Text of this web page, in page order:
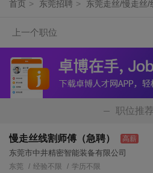
首页 > 东莞招聘 > 东莞走丝/慢走丝/
上一个职位
职位推荐
慢走丝线割师傅（急聘） 高薪
东莞市中井精密智能装备有限公司
东莞 经验不限
学历不限